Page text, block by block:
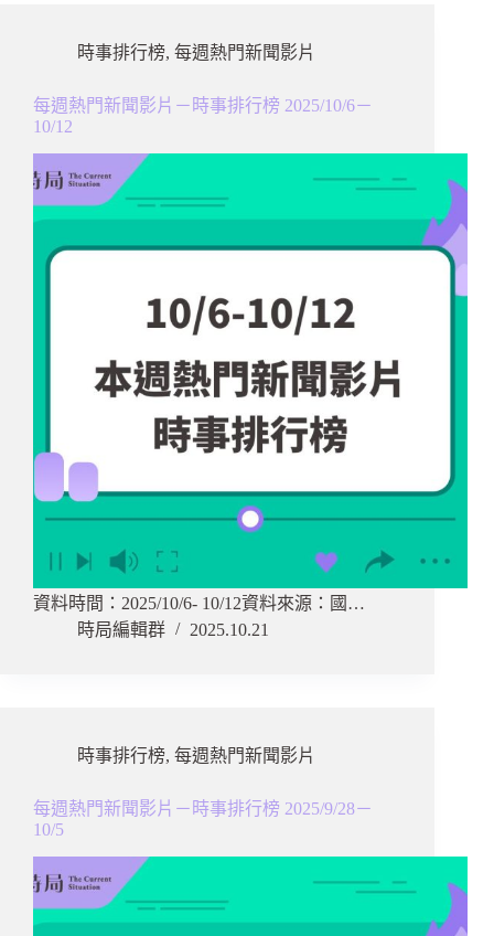
時事排行榜, 每週熱門新聞影片
每週熱門新聞影片－時事排行榜 2025/10/6－
10/12
資料時間：2025/10/6- 10/12資料來源：國…
時局編輯群
2025.10.21
時事排行榜, 每週熱門新聞影片
每週熱門新聞影片－時事排行榜 2025/9/28－
10/5